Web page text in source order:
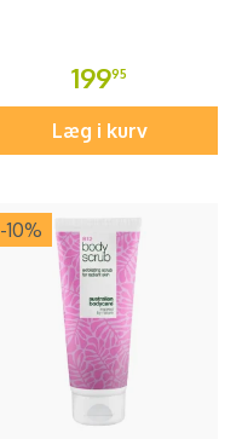
19995
Læg i kurv
-10%